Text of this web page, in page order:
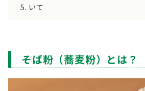
いて
そば粉（蕎麦粉）とは？